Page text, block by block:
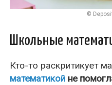
©
Школьные
Кто-то раскритикует
математикой не